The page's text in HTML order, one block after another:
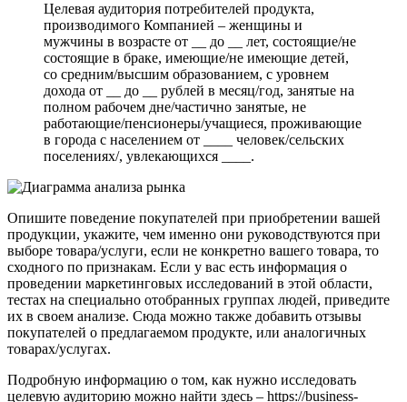
Целевая аудитория потребителей продукта,
производимого Компанией – женщины и
мужчины в возрасте от __ до __ лет, состоящие/не
состоящие в браке, имеющие/не имеющие детей,
со средним/высшим образованием, с уровнем
дохода от __ до __ рублей в месяц/год, занятые на
полном рабочем дне/частично занятые, не
работающие/пенсионеры/учащиеся, проживающие
в города с населением от ____ человек/сельских
поселениях/, увлекающихся ____.
Опишите поведение покупателей при приобретении вашей
продукции, укажите, чем именно они руководствуются при
выборе товара/услуги, если не конкретно вашего товара, то
сходного по признакам. Если у вас есть информация о
проведении маркетинговых исследований в этой области,
тестах на специально отобранных группах людей, приведите
их в своем анализе. Сюда можно также добавить отзывы
покупателей о предлагаемом продукте, или аналогичных
товарах/услугах.
Подробную информацию о том, как нужно исследовать
целевую аудиторию можно найти здесь – https://business-